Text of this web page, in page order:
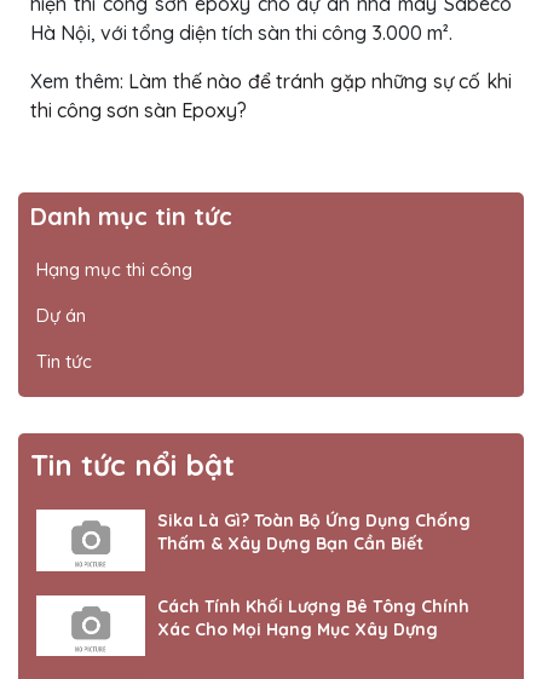
Hà Nội, với tổng diện tích sàn thi công 3.000 m².
Xem thêm: Làm thế nào để tránh gặp những sự cố khi
thi công sơn sàn Epoxy?
Danh mục tin tức
Hạng mục thi công
Dự án
Tin tức
Tin tức nổi bật
Sika Là Gì? Toàn Bộ Ứng Dụng Chống
Thấm & Xây Dựng Bạn Cần Biết
Cách Tính Khối Lượng Bê Tông Chính
Xác Cho Mọi Hạng Mục Xây Dựng